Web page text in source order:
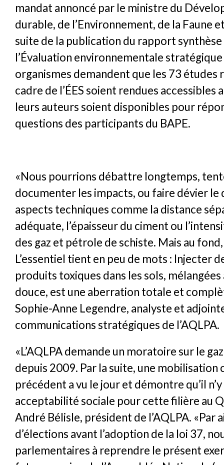
mandat annoncé par le ministre du
durable, de l’Environnement, de la Faune
suite de la publication du rapport
l’Évaluation environnementale stratégique
organismes demandent que les 73 études
cadre de l’ÉES soient rendues accessibles
leurs auteurs soient disponibles pour
questions des participants du BAPE.
«Nous pourrions débattre longtemps,
documenter les impacts, ou faire dévier le
aspects techniques comme la distance
adéquate, l’épaisseur du ciment ou
des gaz et pétrole de schiste. Mais au
L’essentiel tient en peu de mots : Injecter
produits toxiques dans les sols, mélangées
douce, est une aberration totale et
Sophie-Anne Legendre, analyste et
communications stratégiques de l’AQLPA.
«L’AQLPA demande un moratoire sur le
depuis 2009. Par la suite, une mobilisation
précédent a vu le jour et démontre qu’il
acceptabilité sociale pour cette filière au
André Bélisle, président de l’AQLPA. «Par
d’élections avant l’adoption de la loi 37,
parlementaires à reprendre le présent